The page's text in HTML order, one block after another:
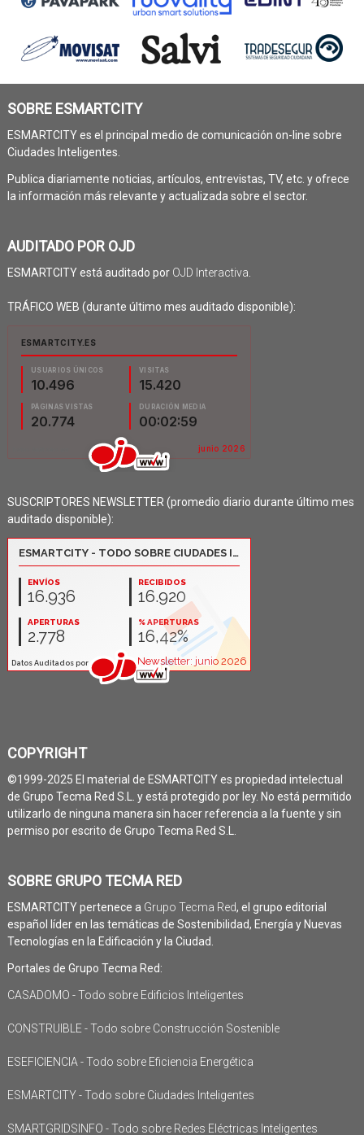
SOBRE ESMARTCITY
ESMARTCITY es el principal medio de comunicación on-line sobre
Ciudades Inteligentes.
Publica diariamente noticias, artículos, entrevistas, TV, etc. y ofrece
la información más relevante y actualizada sobre el sector.
AUDITADO POR OJD
ESMARTCITY está auditado por OJD Interactiva
TRÁFICO WEB (durante último mes auditado disponible):
SUSCRIPTORES NEWSLETTER (promedio diario durante último mes
auditado disponible):
COPYRIGHT
©1999-2025 El material de ESMARTCITY es propiedad intelectual
de Grupo Tecma Red S.L. y está protegido por ley. No está permitido
utilizarlo de ninguna manera sin hacer referencia a la fuente y sin
permiso por escrito de Grupo Tecma Red S.L.
SOBRE GRUPO TECMA RED
ESMARTCITY pertenece a Grupo Tecma Red, el grupo editorial
español líder en las temáticas de Sostenibilidad, Energía y Nuevas
Tecnologías en la Edificación y la Ciudad.
Portales de Grupo Tecma Red:
CASADOMO - Todo sobre Edificios Inteligentes
CONSTRUIBLE - Todo sobre Construcción Sostenible
ESEFICIENCIA - Todo sobre Eficiencia Energética
ESMARTCITY - Todo sobre Ciudades Inteligentes
SMARTGRIDSINFO - Todo sobre Redes Eléctricas Inteligentes